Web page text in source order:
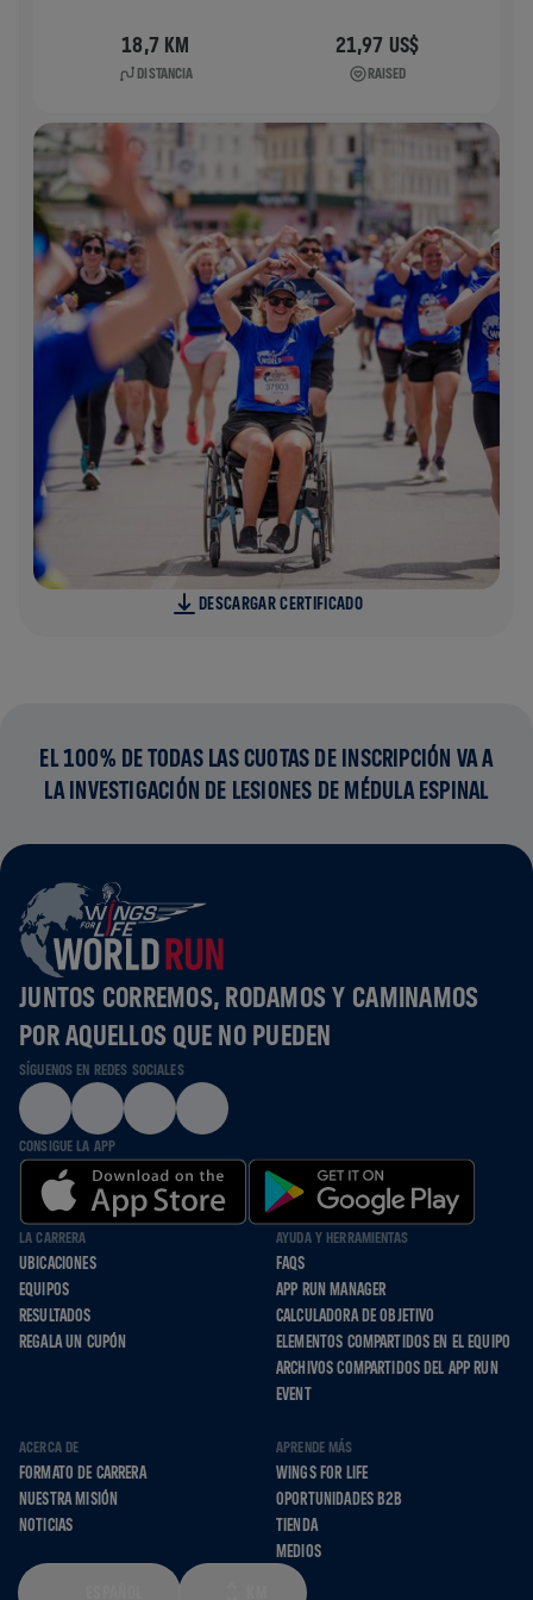
18,7 KM
DISTANCIA
21,97 US$
RAISED
DESCARGAR CERTIFICADO
EL 100% DE TODAS LAS CUOTAS DE INSCRIPCIÓN VA A
LA INVESTIGACIÓN DE LESIONES DE MÉDULA ESPINAL
JUNTOS CORREMOS, RODAMOS Y CAMINAMOS
POR AQUELLOS QUE NO PUEDEN
SÍGUENOS EN REDES SOCIALES
CONSIGUE LA APP
LA CARRERA
UBICACIONES
EQUIPOS
RESULTADOS
REGALA UN CUPÓN
AYUDA Y HERRAMIENTAS
FAQS
APP RUN MANAGER
CALCULADORA DE OBJETIVO
ELEMENTOS COMPARTIDOS EN EL EQUIPO
ARCHIVOS COMPARTIDOS DEL APP RUN
EVENT
ACERCA DE
FORMATO DE CARRERA
NUESTRA MISIÓN
NOTICIAS
APRENDE MÁS
WINGS FOR LIFE
OPORTUNIDADES B2B
TIENDA
MEDIOS